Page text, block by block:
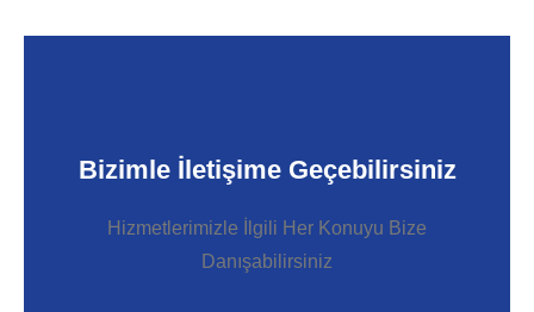
Bizimle İletişime Geçebilirsiniz
Hizmetlerimizle İlgili Her Konuyu Bize
Danışabilirsiniz